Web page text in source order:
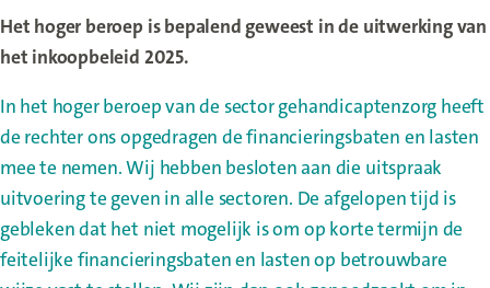
Het hoger beroep is bepalend geweest in de uitwerking van
het inkoopbeleid 2025.
In het hoger beroep van de sector gehandicaptenzorg heeft
de rechter ons opgedragen de financieringsbaten en lasten
mee te nemen. Wij hebben besloten aan die uitspraak
uitvoering te geven in alle sectoren. De afgelopen tijd is
gebleken dat het niet mogelijk is om op korte termijn de
feitelijke financieringsbaten en lasten op betrouwbare